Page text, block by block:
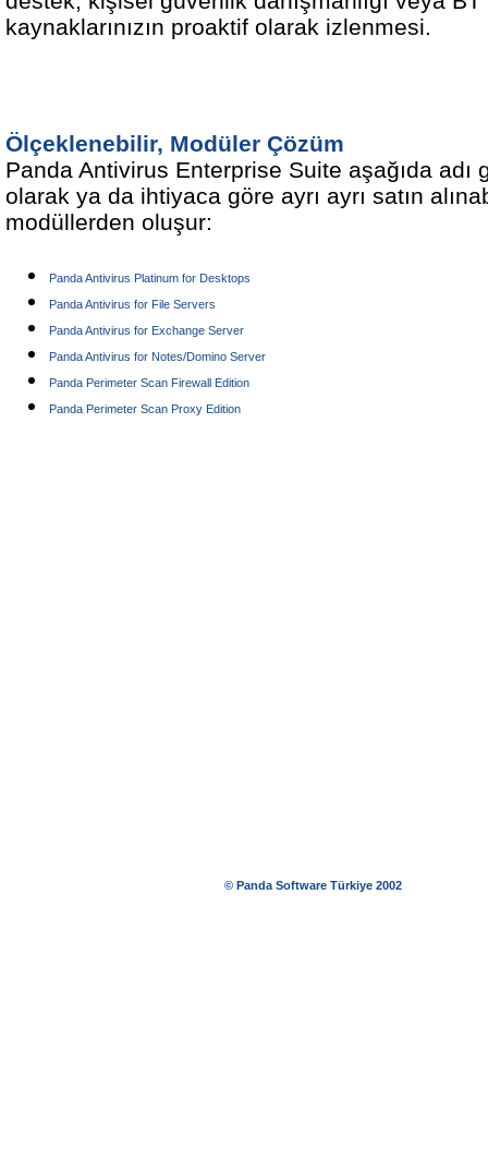
kaynaklarınızın proaktif olarak izlenmesi.
Ölçeklenebilir, Modüler Çözüm
Panda Antivirus Enterprise Suite aşağıda adı
olarak ya da ihtiyaca göre ayrı ayrı satın
modüllerden oluşur:
Panda Antivirus Platinum for Desktops
Panda Antivirus for File Servers
Panda Antivirus for Exchange Server
Panda Antivirus for Notes/Domino Server
Panda Perimeter Scan Firewall Edition
Panda Perimeter Scan Proxy Edition
© Panda Software Türkiye 2002